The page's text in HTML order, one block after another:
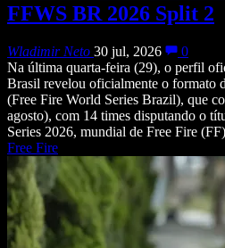
FFWS BR 2026 Split 2
Wladimir Neto 30 jul, 2026
0
Na última quarta-feira (29), o perfil
Brasil revelou oficialmente o formato
(Free Fire World Series Brazil), que
agosto), com 14 times disputando o
Series 2026, mundial de Free Fire
Free Fire